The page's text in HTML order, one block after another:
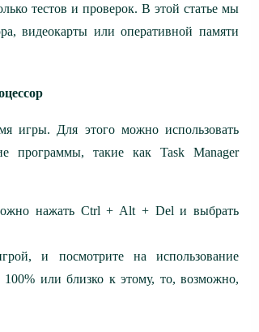
тестов и проверок. В этой статье мы
видеокарты или оперативной памяти
игры. Для этого можно использовать
программы, такие как Task Manager
нажать Ctrl + Alt + Del и выбрать
и посмотрите на использование
или близко к этому, то, возможно,